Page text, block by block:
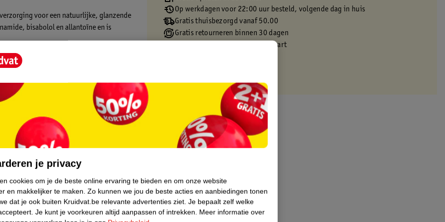
voor een natuurlijke, glanzende
bisabolol en allantoïne en is
Op werkdagen voor 22:00 uur besteld, volgende dag in huis
Gratis thuisbezorgd vanaf 50.00
Gratis retourneren binnen 30 dagen
Gratis punten met je Kruidvat kaart
je privacy
cookies om je de beste online ervaring te bieden en om onze website
en makkelijker te maken. Zo kunnen we jou de beste acties en aanbiedingen tonen
dat je ook buiten Kruidvat.be relevante advertenties ziet. Je bepaalt zelf welke
Je kunt je voorkeuren altijd aanpassen of intrekken. Meer informatie over